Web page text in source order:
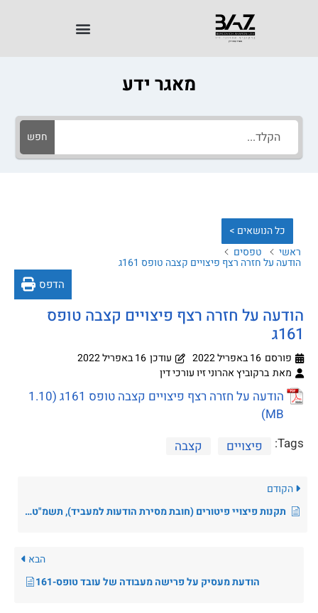
מאגר ידע
חפש
כל הנושאים >
ראשי
טפסים
הודעה על חזרה רצף פיצויים קצבה טופס 161ג
הדפס
הודעה על חזרה רצף פיצויים קצבה טופס
161ג
פורסם 16 באפריל 2022 עודכן 16 באפריל 2022
מאת ברקוביץ אהרוני זיו עורכי דין
הודעה על חזרה רצף פיצויים קצבה טופס 161ג
Tags: פיצויים קצבה
הקודם
תקנות פיצויי פיטורים (חובת מסירת הודעות למעביד), תשמ"ט-1988
הבא
הודעת מעסיק על פרישה מעבודה של עובד טופס-161